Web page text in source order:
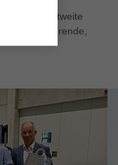
weltweite
währende,